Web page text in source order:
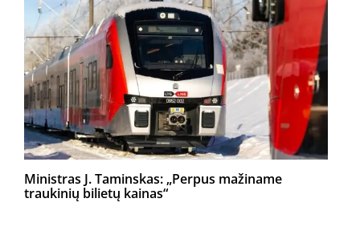
Ministras J. Taminskas: „Perpus mažiname
traukinių bilietų kainas“